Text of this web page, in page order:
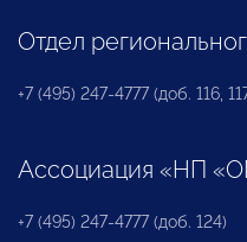
Отдел
+7 (495) 247-4777 (доб. 116,
Ассоциация «НП
+7 (495) 247-4777 (доб. 124)